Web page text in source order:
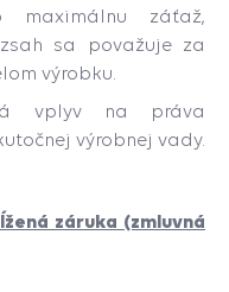
maximálnu záťaž,
sa považuje za
výrobku.
vplyv na práva
výrobnej vady.
záruka (zmluvná